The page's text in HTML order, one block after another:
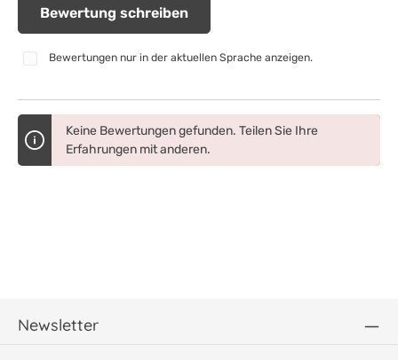
Bewertung schreiben
Bewertungen nur in der aktuellen Sprache anzeigen.
Keine Bewertungen gefunden. Teilen Sie Ihre
Erfahrungen mit anderen.
Newsletter